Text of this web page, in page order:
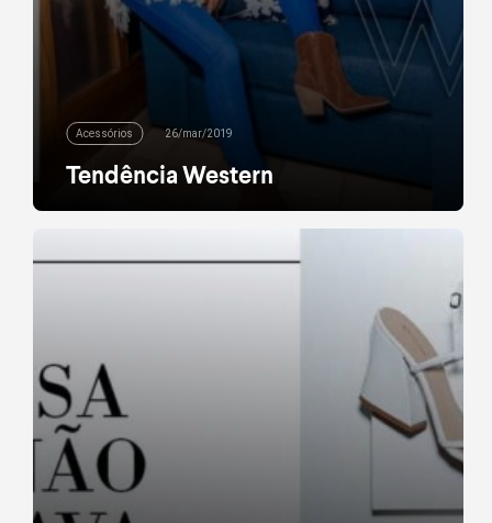
Acessórios 26/mar/2019
Tendência Western
Botas, franjas, jeans, cintos. Não é de hoje que o
estilo western tem dado as caras na moda. Do
desta temporada, a tendência cowgirl moderna já